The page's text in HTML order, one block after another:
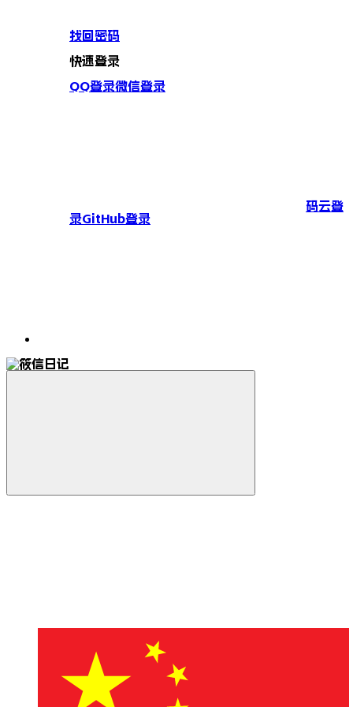
找回密码
快速登录
QQ登录微信登录
码云登
录GitHub登录